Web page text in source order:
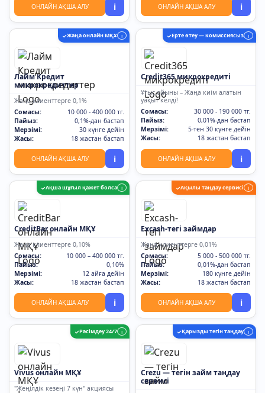
ОНЛАЙН АҚША АЛУ i ОНЛАЙН АҚША АЛУ i
✓Жаңа онлайн МҚҰ i
Лайм Кредит
микрокредиттер
Жаңа клиенттерге 0,1%
Сомасы:
10 000 - 400 000 тг.
Пайыз:
0,1%-дан бастап
Мерзімі:
30 күнге дейін
Жасы:
18 жастан бастап
ОНЛАЙН АҚША АЛУ i
✓Ерте өтеу — комиссиясыз i
Credit365 микрокредиті
Ұтыс ойыны – Жаңа киім алатын
уақыт келді!
Сомасы:
30 000 - 190 000 тг.
Пайыз:
0,01%-дан бастап
Мерзімі:
5-тен 30 күнге дейін
Жасы:
18 жастан бастап
ОНЛАЙН АҚША АЛУ i
✓Ақша шұғыл қажет болса i
CreditBar онлайн МҚҰ
Жаңа клиенттерге 0,10%
Сомасы:
10 000 – 400 000 тг.
Пайыз:
0,10%
Мерзімі:
12 айға дейін
Жасы:
18 жастан бастап
ОНЛАЙН АҚША АЛУ i
✓Ақылы таңдау сервисі i
Excash-тегі займдар
Жаңа клиенттерге 0,01%
Сомасы:
5 000 - 500 000 тг.
Пайыз:
0,01%-дан бастап
Мерзімі:
180 күнге дейін
Жасы:
18 жастан бастап
ОНЛАЙН АҚША АЛУ i
✓Рәсімдеу 24/7 i
Vivus онлайн МҚҰ
"Жеңілдік кезеңі 7 күн" акциясы
✓Қарызды тегін таңдау i
Crezu — тегін займ таңдау
сервисі